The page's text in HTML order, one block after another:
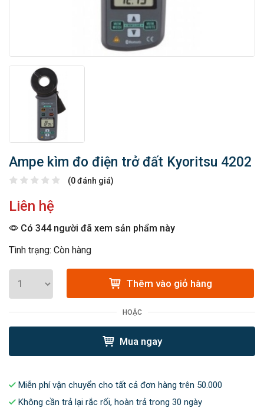
Ampe kìm đo điện trở đất Kyoritsu 4202
(0 đánh giá)
Liên hệ
Có 344 người đã xem sản phẩm này
Tình trạng: Còn hàng
Thêm vào giỏ hàng
HOẶC
Mua ngay
Miễn phí vận chuyển cho tất cả đơn hàng trên 50.000
Không cần trả lại rắc rối, hoàn trả trong 30 ngày